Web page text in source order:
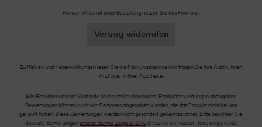
Für den Widerruf einer Bestellung nutzen Sie das Formular:
Vertrag widerrufen
Zu Risiken und Nebenwirkungen lesen Sie die Packungsbeilage und fragen Sie Ihre Ärztin, Ihren
Arzt oder in Ihrer Apotheke.
Alle Besucher unserer Webseite sind herzlich eingeladen, Produktbewertungen abzugeben.
Bewertungen können auch von Personen abgegeben werden, die das Produkt nicht bei uns
gekauft haben. Diese Bewertungen werden nicht gesondert gekennzeichnet. Bitte beachten Sie,
dass alle Bewertungen unserer Bewertungsrichtlinie entsprechen müssen. Jede eingehende